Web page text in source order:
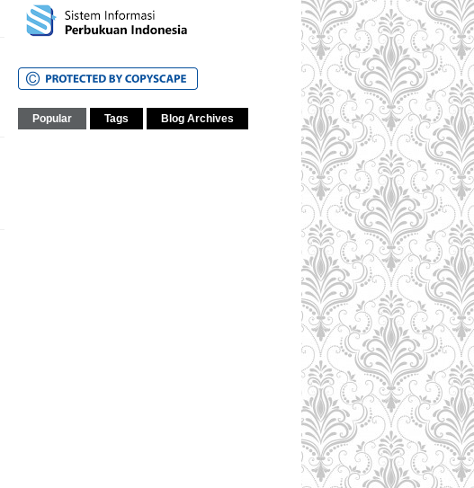
Popular Tags Blog Archives